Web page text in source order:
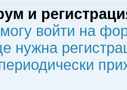
и
войти на
нужна